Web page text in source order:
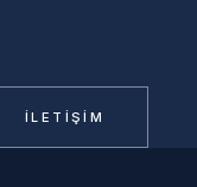
İLETIŞIM